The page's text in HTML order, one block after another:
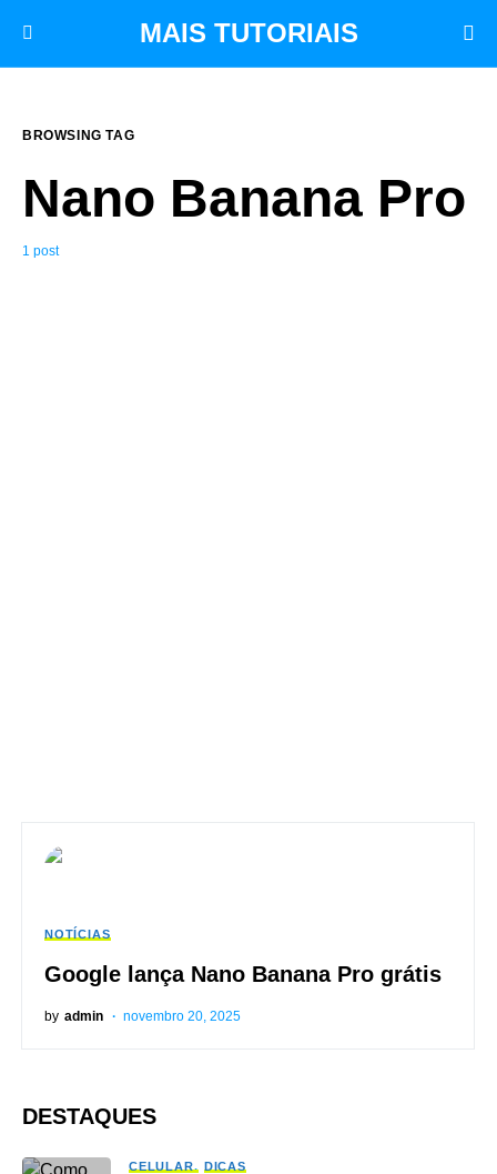
MAIS TUTORIAIS
BROWSING TAG
Nano Banana Pro
1 post
NOTÍCIAS
Google lança Nano Banana Pro grátis
by admin novembro 20, 2025
DESTAQUES
CELULAR DICAS